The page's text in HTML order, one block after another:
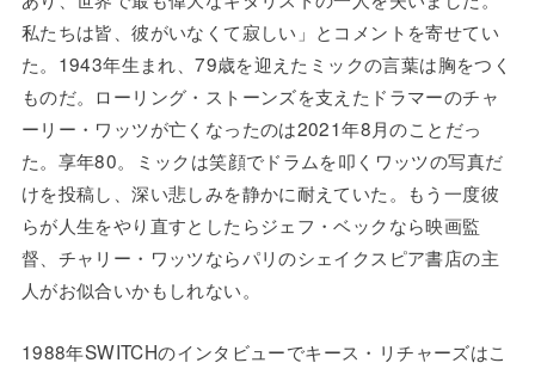
私たちは皆、彼がいなくて寂しい」とコメントを寄せてい
た。1943年生まれ、79歳を迎えたミックの言葉は胸をつく
ものだ。ローリング・ストーンズを支えたドラマーのチャ
ーリー・ワッツが亡くなったのは2021年8月のことだっ
た。享年80。ミックは笑顔でドラムを叩くワッツの写真だ
けを投稿し、深い悲しみを静かに耐えていた。もう一度彼
らが人生をやり直すとしたらジェフ・ベックなら映画監
督、チャリー・ワッツならパリのシェイクスピア書店の主
人がお似合いかもしれない。
1988年SWITCHのインタビューでキース・リチャーズはこ